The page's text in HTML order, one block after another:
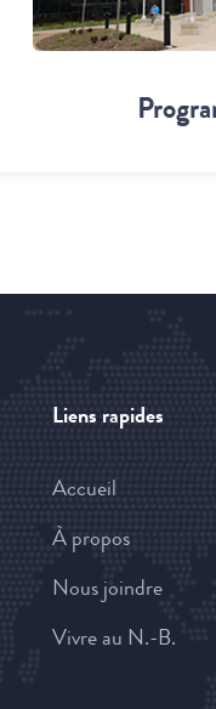
Liens rapides
Accueil
À propos
Nous joindre
Vivre au N.-B.